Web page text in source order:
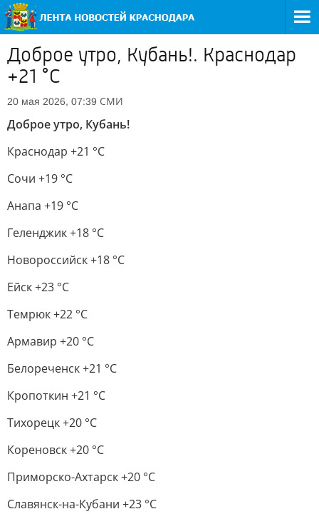
Доброе утро, Кубань!. Краснодар
+21 °С
20 мая 2026, 07:39 СМИ
Доброе утро, Кубань!
Краснодар +21 °С
Сочи +19 °С
Анапа +19 °С
Геленджик +18 °С
Новороссийск +18 °С
Ейск +23 °С
Темрюк +22 °С
Армавир +20 °С
Белореченск +21 °С
Кропоткин +21 °С
Тихорецк +20 °С
Кореновск +20 °С
Приморско-Ахтарск +20 °С
Славянск-на-Кубани +23 °С